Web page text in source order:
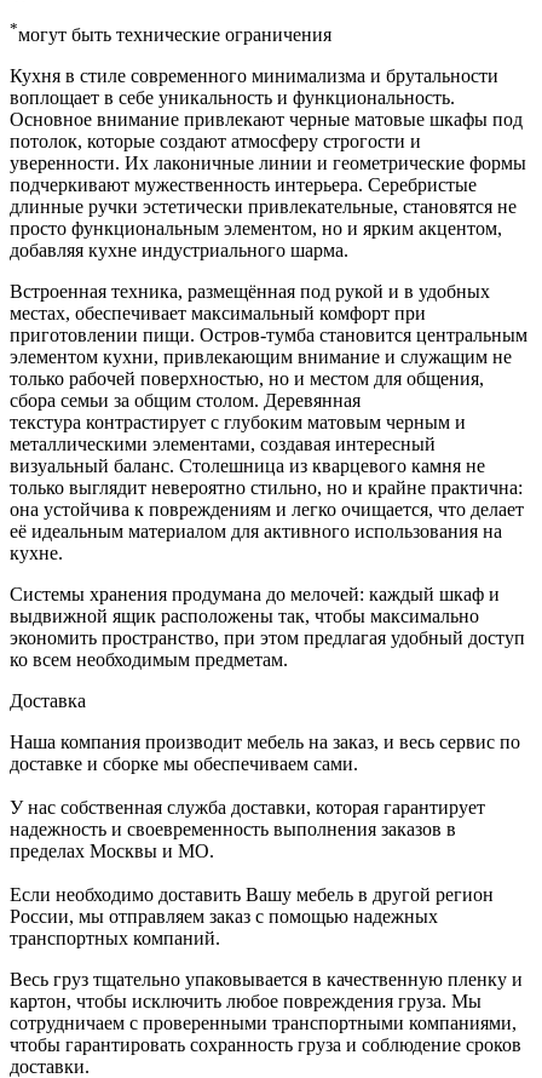
*могут быть технические ограничения
Кухня в стиле современного минимализма и брутальности
воплощает в себе уникальность и функциональность.
Основное внимание привлекают черные матовые шкафы под
потолок, которые создают атмосферу строгости и
уверенности. Их лаконичные линии и геометрические формы
подчеркивают мужественность интерьера. Серебристые
длинные ручки эстетически привлекательные, становятся не
просто функциональным элементом, но и ярким акцентом,
добавляя кухне индустриального шарма.
Встроенная техника, размещённая под рукой и в удобных
местах, обеспечивает максимальный комфорт при
приготовлении пищи. Остров-тумба становится центральным
элементом кухни, привлекающим внимание и служащим не
только рабочей поверхностью, но и местом для общения,
сбора семьи за общим столом. Деревянная
текстура контрастирует с глубоким матовым черным и
металлическими элементами, создавая интересный
визуальный баланс. Столешница из кварцевого камня не
только выглядит невероятно стильно, но и крайне практична:
она устойчива к повреждениям и легко очищается, что делает
её идеальным материалом для активного использования на
кухне.
Системы хранения продумана до мелочей: каждый шкаф и
выдвижной ящик расположены так, чтобы максимально
экономить пространство, при этом предлагая удобный доступ
ко всем необходимым предметам.
Доставка
Наша компания производит мебель на заказ, и весь сервис по
доставке и сборке мы обеспечиваем сами.
У нас собственная служба доставки, которая гарантирует
надежность и своевременность выполнения заказов в
пределах Москвы и МО.
Если необходимо доставить Вашу мебель в другой регион
России, мы отправляем заказ с помощью надежных
транспортных компаний.
Весь груз тщательно упаковывается в качественную пленку и
картон, чтобы исключить любое повреждения груза. Мы
сотрудничаем с проверенными транспортными компаниями,
чтобы гарантировать сохранность груза и соблюдение сроков
доставки.